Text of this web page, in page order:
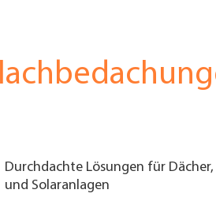
Durchdachte Lösungen für Dächer,
und Solaranlagen